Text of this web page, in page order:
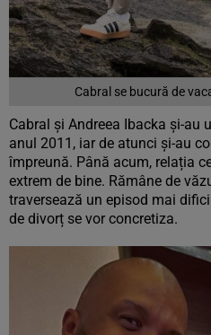
Cabral se bucură de
Cabral și Andreea Ibacka și-au
anul 2011, iar de atunci și-au
împreună. Până acum, relația
extrem de bine. Rămâne de
traversează un episod mai
de divorț se vor concretiza.